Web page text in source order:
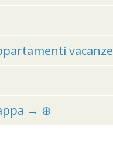
vacanze
→ ⊕